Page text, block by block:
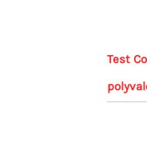
Test